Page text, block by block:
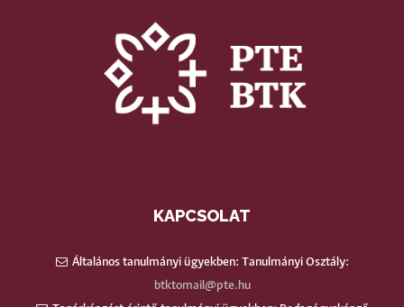
KAPCSOLAT
Általános tanulmányi ügyekben: Tanulmányi Osztály:
btktomail@pte.hu